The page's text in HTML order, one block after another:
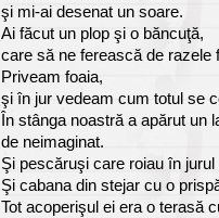
şi mi-ai desenat un soare.
Ai făcut un plop şi o băncuţă,
care să ne ferească de razele
Priveam foaia,
şi în jur vedeam cum totul se
În stânga noastră a apărut un
de neimaginat.
Şi pescăruşi care roiau în jurul
Şi cabana din stejar cu o
Tot acoperişul ei era o terasă